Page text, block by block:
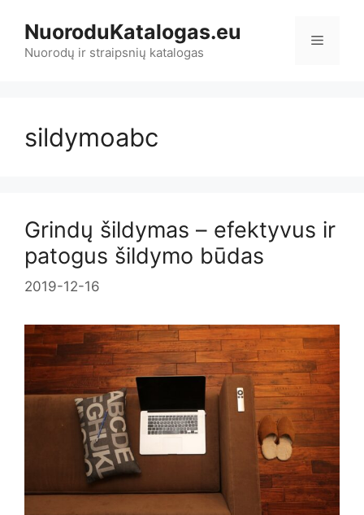
turinio
NuoroduKatalogas.eu
Nuorodų ir straipsnių katalogas
Meniu
sildymoabc
Grindų šildymas – efektyvus ir
patogus šildymo būdas
2019-12-16